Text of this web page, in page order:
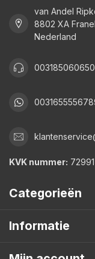
van Andel
8802 XA
Nederland
KVK nummer:
Categorieën
Informatie